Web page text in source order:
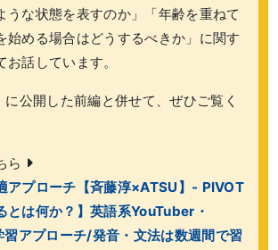
うな状態を表すのか」「年齢を重ねて
始める場合はどうするべきか」に関す
お話しています。
公開した前編と併せて、ぜひご覧く
ら
アプローチ【斉藤淳×ATSU】- PIVOT
とは何か？】英語系YouTuber・
アプローチ/発音・文法は数週間で習